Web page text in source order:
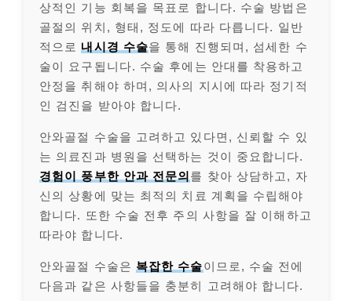
상적인 기능 회복을 목표로 합니다. 수술 방법은
골절의 위치, 형태, 정도에 따라 다릅니다. 일반
적으로 내시경 수술을 통해 진행되며, 섬세한 수
술이 요구됩니다. 수술 후에는 안대를 착용하고
안정을 취해야 하며, 의사의 지시에 따라 정기적
인 검진을 받아야 합니다.
안와골절 수술을 고려하고 있다면, 신뢰할 수 있
는 의료진과 병원을 선택하는 것이 중요합니다.
경험이 풍부한 안과 전문의 를 찾아 상담하고, 자
신의 상황에 맞는 최적의 치료 계획을 수립해야
합니다. 또한 수술 전후 주의 사항을 잘 이해하고
따라야 합니다.
안와골절 수술은 복잡한 수술이므로, 수술 전에
다음과 같은 사항들을 충분히 고려해야 합니다.